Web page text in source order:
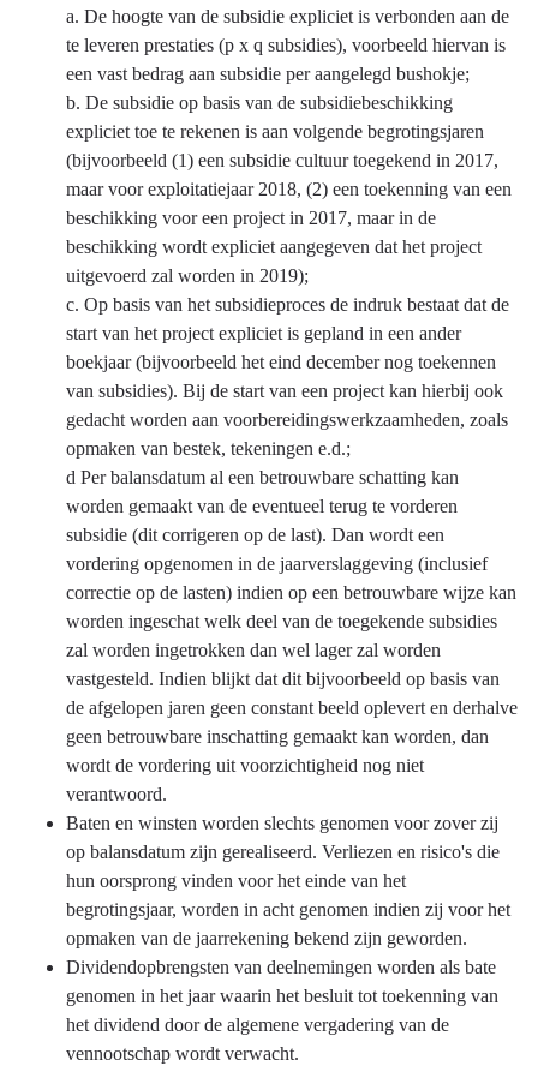
a. De hoogte van de subsidie expliciet is verbonden aan de
te leveren prestaties (p x q subsidies), voorbeeld hiervan is
een vast bedrag aan subsidie per aangelegd bushokje;
b. De subsidie op basis van de subsidiebeschikking
expliciet toe te rekenen is aan volgende begrotingsjaren
(bijvoorbeeld (1) een subsidie cultuur toegekend in 2017,
maar voor exploitatiejaar 2018, (2) een toekenning van een
beschikking voor een project in 2017, maar in de
beschikking wordt expliciet aangegeven dat het project
uitgevoerd zal worden in 2019);
c. Op basis van het subsidieproces de indruk bestaat dat de
start van het project expliciet is gepland in een ander
boekjaar (bijvoorbeeld het eind december nog toekennen
van subsidies). Bij de start van een project kan hierbij ook
gedacht worden aan voorbereidingswerkzaamheden, zoals
opmaken van bestek, tekeningen e.d.;
d Per balansdatum al een betrouwbare schatting kan
worden gemaakt van de eventueel terug te vorderen
subsidie (dit corrigeren op de last). Dan wordt een
vordering opgenomen in de jaarverslaggeving (inclusief
correctie op de lasten) indien op een betrouwbare wijze kan
worden ingeschat welk deel van de toegekende subsidies
zal worden ingetrokken dan wel lager zal worden
vastgesteld. Indien blijkt dat dit bijvoorbeeld op basis van
de afgelopen jaren geen constant beeld oplevert en derhalve
geen betrouwbare inschatting gemaakt kan worden, dan
wordt de vordering uit voorzichtigheid nog niet
verantwoord.
Baten en winsten worden slechts genomen voor zover zij
op balansdatum zijn gerealiseerd. Verliezen en risico's die
hun oorsprong vinden voor het einde van het
begrotingsjaar, worden in acht genomen indien zij voor het
opmaken van de jaarrekening bekend zijn geworden.
Dividendopbrengsten van deelnemingen worden als bate
genomen in het jaar waarin het besluit tot toekenning van
het dividend door de algemene vergadering van de
vennootschap wordt verwacht.